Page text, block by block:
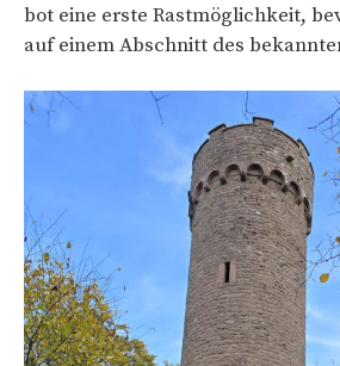
bot eine erste Rastmöglichkeit,
auf einem Abschnitt des